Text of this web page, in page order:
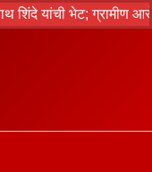
यांची भेट; ग्रामीण